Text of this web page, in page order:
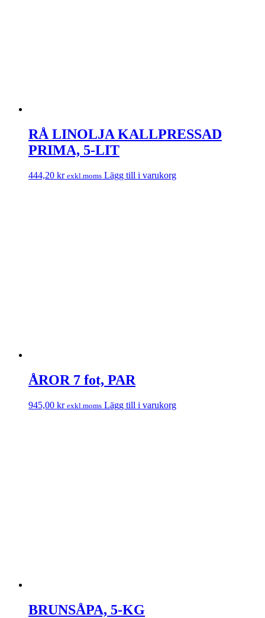
RÅ LINOLJA KALLPRESSAD
PRIMA, 5-LIT
444,20 kr exkl.moms Lägg till i varukorg
ÅROR 7 fot, PAR
945,00 kr exkl.moms Lägg till i varukorg
BRUNSÅPA, 5-KG